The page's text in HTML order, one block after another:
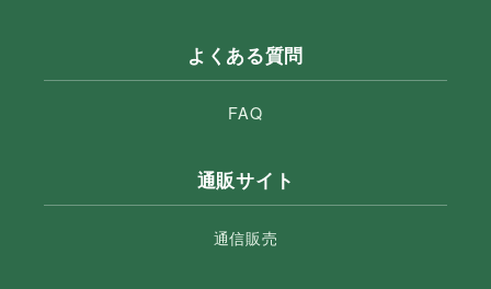
よくある質問
FAQ
通販サイト
通信販売